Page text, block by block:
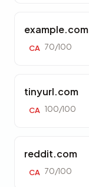
example.com
CA 70/100
tinyurl.com
CA 100/100
reddit.com
CA 70/100